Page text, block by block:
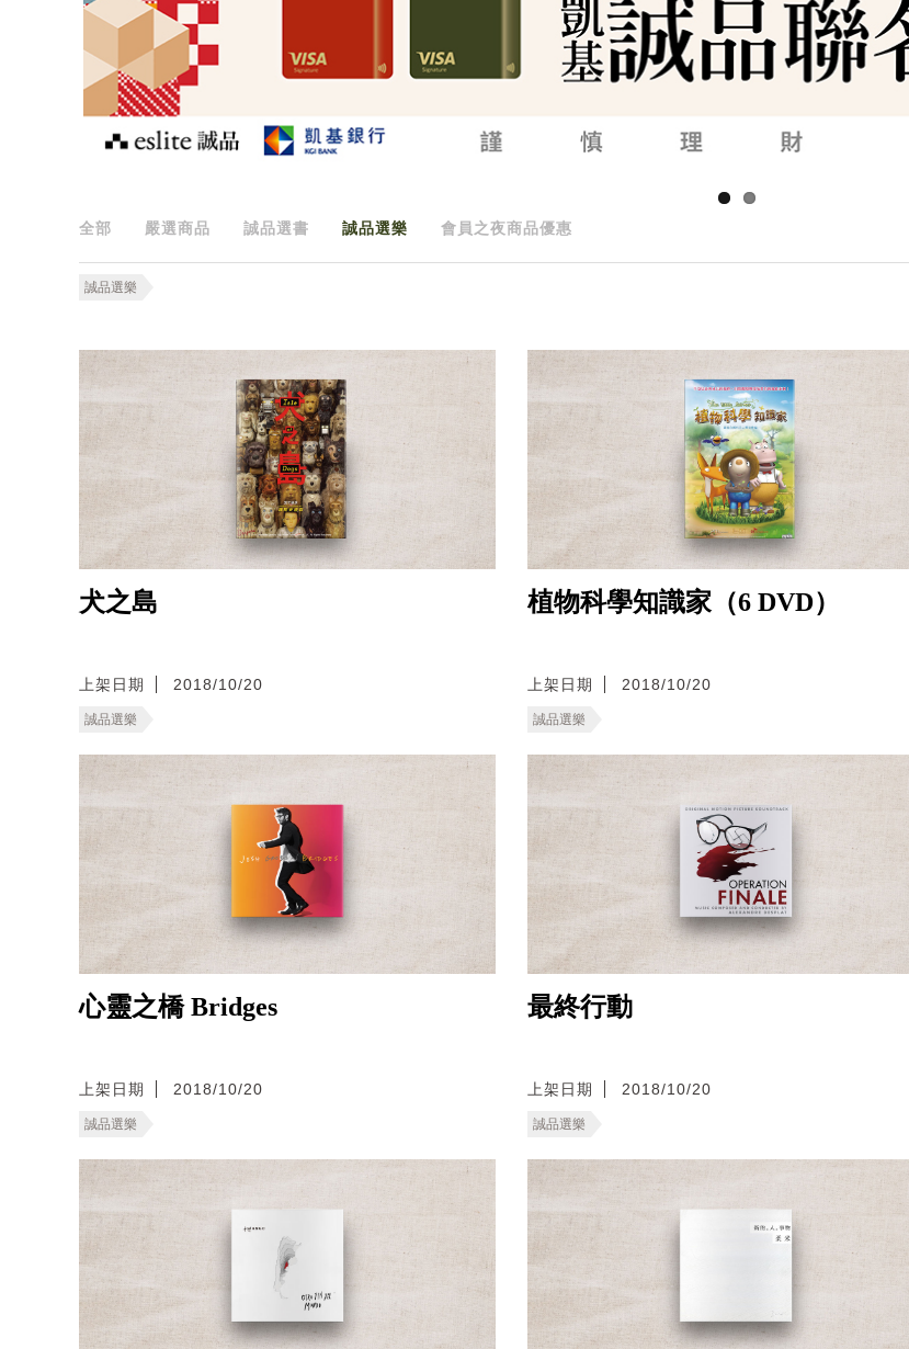
全部 嚴選商品 誠品選書 誠品選樂 會員之夜商品優惠
誠品選樂
犬之島
上架日期 2018/10/20
誠品選樂
植物科學知識家（6 DVD）
上架日期 2018/10/20
誠品選樂
心靈之橋 Bridges
上架日期 2018/10/20
誠品選樂
最終行動
上架日期 2018/10/20
誠品選樂